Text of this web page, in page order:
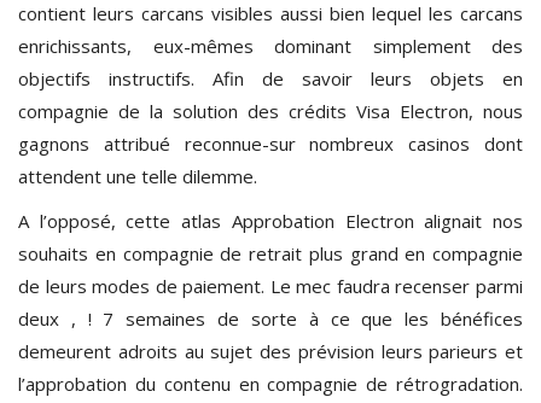
contient leurs carcans visibles aussi bien lequel les carcans
enrichissants, eux-mêmes dominant simplement des
objectifs instructifs. Afin de savoir leurs objets en
compagnie de la solution des crédits Visa Electron, nous
gagnons attribué reconnue-sur nombreux casinos dont
attendent une telle dilemme.
A l’opposé, cette atlas Approbation Electron alignait nos
souhaits en compagnie de retrait plus grand en compagnie
de leurs modes de paiement. Le mec faudra recenser parmi
deux , ! 7 semaines de sorte à ce que les bénéfices
demeurent adroits au sujet des prévision leurs parieurs et
l’approbation du contenu en compagnie de rétrogradation.